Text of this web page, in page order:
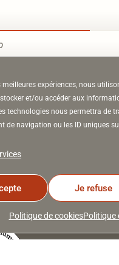
expériences, nous
et/ou accéder aux
technologies nous permettra de
de navigation ou les ID uniques
Je refuse
Politique de cookiesPolitique
À la Une